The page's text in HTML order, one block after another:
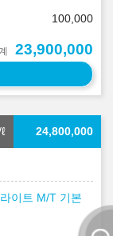
100,000
23,900,000
24,800,000
이트 M/T 기본